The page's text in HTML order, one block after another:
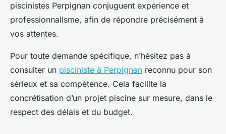
piscinistes Perpignan conjuguent expérience et
professionnalisme, afin de répondre précisément à
vos attentes.
Pour toute demande spécifique, n’hésitez pas à
consulter un pisciniste à Perpignan reconnu pour son
sérieux et sa compétence. Cela facilite la
concrétisation d’un projet piscine sur mesure, dans le
respect des délais et du budget.